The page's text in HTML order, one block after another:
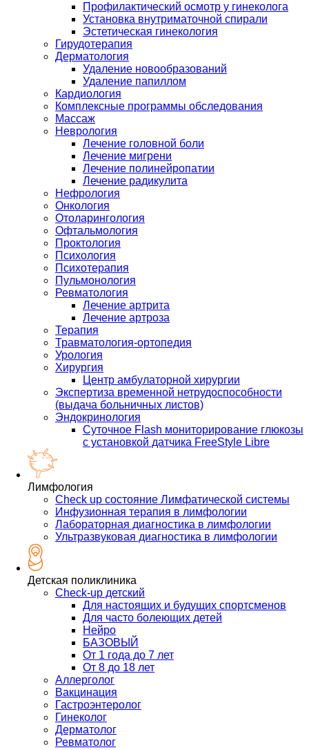
Профилактический осмотр у гинеколога
Установка внутриматочной спирали
Эстетическая гинекология
Гирудотерапия
Дерматология
Удаление новообразований
Удаление папиллом
Кардиология
Комплексные программы обследования
Массаж
Неврология
Лечение головной боли
Лечение мигрени
Лечение полинейропатии
Лечение радикулита
Нефрология
Онкология
Отоларингология
Офтальмология
Проктология
Психология
Психотерапия
Пульмонология
Ревматология
Лечение артрита
Лечение артроза
Терапия
Травматология-ортопедия
Урология
Хирургия
Центр амбулаторной хирургии
Экспертиза временной нетрудоспособности
(выдача больничных листов)
Эндокринология
Суточное Flash мониторирование глюкозы
с установкой датчика FreeStyle Libre
Лимфология
Check up состояние Лимфатической системы
Инфузионная терапия в лимфологии
Лабораторная диагностика в лимфологии
Ультразвуковая диагностика в лимфологии
Детская поликлиника
Check-up детский
Для настоящих и будущих спортсменов
Для часто болеющих детей
Нейро
БАЗОВЫЙ
От 1 года до 7 лет
От 8 до 18 лет
Аллерголог
Вакцинация
Гастроэнтеролог
Гинеколог
Дерматолог
Ревматолог